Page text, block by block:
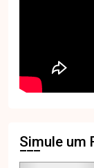
Simule um